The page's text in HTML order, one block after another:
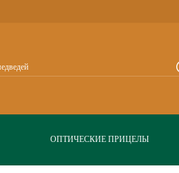
ОПТИЧЕСКИЕ ПРИЦЕЛЫ